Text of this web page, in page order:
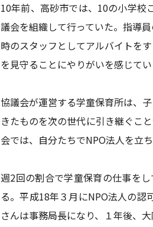
10年前、高砂市では、10の小学校
議会を組織して行っていた。指導
時のスタッフとしてアルバイトを
を見守ることにやりがいを感じてい
協議会が運営する学童保育所は、
きたものを次の世代に引き継ぐこ
会では、自分たちでNPO法人を立
週2回の割合で学童保育の仕事を
る。平成18年３月にNPO法人の
さんは事務局長になり、１年後、